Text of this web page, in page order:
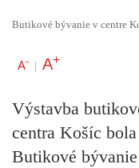
Butikové bývanie v centre
A- | A+
Výstavba
centra Košíc bola
Butikové